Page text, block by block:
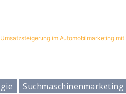
im Automobilmarketing mit
Suchmaschinenmarketing